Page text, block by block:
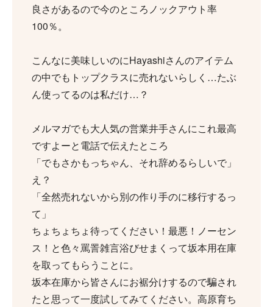
良さがあるので今のところノックアウト率
100％。
こんなに美味しいのにHayashiさんのアイテム
の中でもトップクラスに売れないらしく…たぶ
ん使ってるのは私だけ…？
メルマガでも大人気の営業井手さんにこれ最高
ですよーと電話で伝えたところ
「でもさかもっちゃん、それ辞めるらしいで」
え？
「全然売れないから別の作り手のに移行するっ
て」
ちょちょちょ待ってください！最悪！ノーセン
ス！と色々罵詈雑言浴びせまくって坂本用在庫
を取ってもらうことに。
坂本在庫から皆さんにお裾分けするので騙され
たと思って一度試してみてください。高原育ち